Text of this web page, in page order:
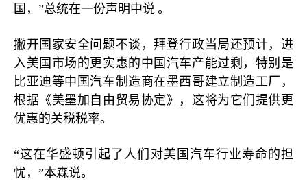
国，”总统在一份声明中说 。
撇开国家安全问题不谈，拜登行政当局还预计，进
入美国市场的更实惠的中国汽车产能过剩，特别是
比亚迪等中国汽车制造商在墨西哥建立制造工厂，
根据《美墨加自由贸易协定》，这将为它们提供更
优惠的关税税率。
“这在华盛顿引起了人们对美国汽车行业寿命的担
忧，”本森说。